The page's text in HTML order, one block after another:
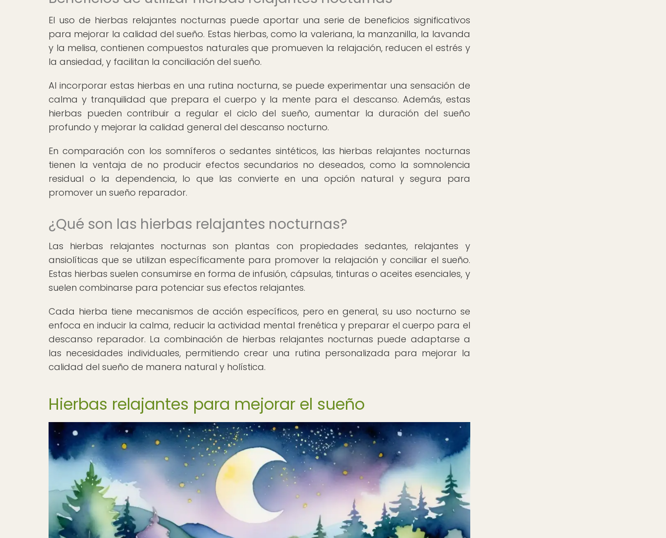
El uso de hierbas relajantes nocturnas puede aportar una serie de beneficios significativos
para mejorar la calidad del sueño. Estas hierbas, como la valeriana, la manzanilla, la lavanda
y la melisa, contienen compuestos naturales que promueven la relajación, reducen el estrés y
la ansiedad, y facilitan la conciliación del sueño.
Al incorporar estas hierbas en una rutina nocturna, se puede experimentar una sensación de
calma y tranquilidad que prepara el cuerpo y la mente para el descanso. Además, estas
hierbas pueden contribuir a regular el ciclo del sueño, aumentar la duración del sueño
profundo y mejorar la calidad general del descanso nocturno.
En comparación con los somníferos o sedantes sintéticos, las hierbas relajantes nocturnas
tienen la ventaja de no producir efectos secundarios no deseados, como la somnolencia
residual o la dependencia, lo que las convierte en una opción natural y segura para
promover un sueño reparador.
¿Qué son las hierbas relajantes nocturnas?
Las hierbas relajantes nocturnas son plantas con propiedades sedantes, relajantes y
ansiolíticas que se utilizan específicamente para promover la relajación y conciliar el sueño.
Estas hierbas suelen consumirse en forma de infusión, cápsulas, tinturas o aceites esenciales, y
suelen combinarse para potenciar sus efectos relajantes.
Cada hierba tiene mecanismos de acción específicos, pero en general, su uso nocturno se
enfoca en inducir la calma, reducir la actividad mental frenética y preparar el cuerpo para el
descanso reparador. La combinación de hierbas relajantes nocturnas puede adaptarse a
las necesidades individuales, permitiendo crear una rutina personalizada para mejorar la
calidad del sueño de manera natural y holística.
Hierbas relajantes para mejorar el sueño